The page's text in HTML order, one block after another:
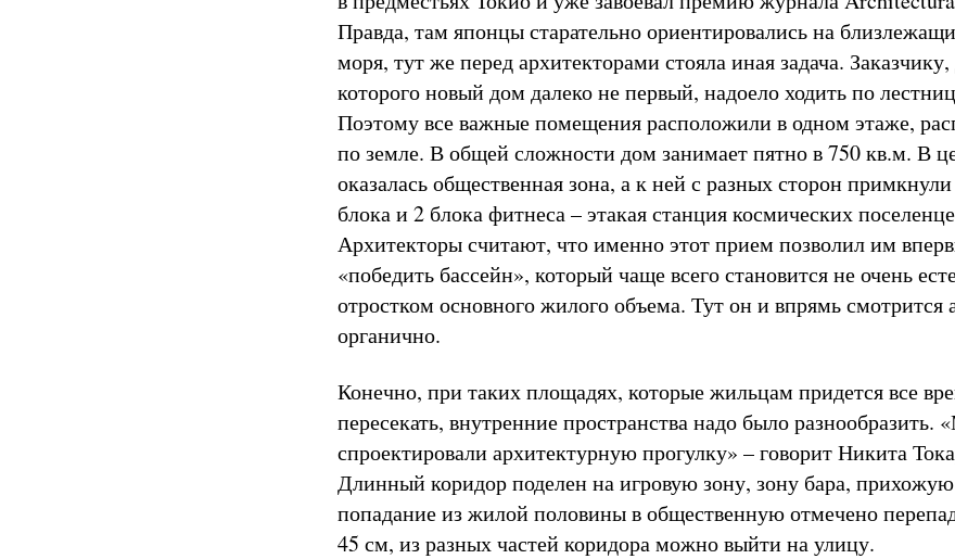
Правда, там японцы старательно ориентировались на
моря, тут же перед архитекторами стояла иная задача. Заказчику,
которого новый дом далеко не первый, надоело ходить по
Поэтому все важные помещения расположили в одном этаже,
по земле. В общей сложности дом занимает пятно в 750 кв.м. В
оказалась общественная зона, а к ней с разных сторон
блока и 2 блока фитнеса – этакая станция космических
Архитекторы считают, что именно этот прием позволил им
«победить бассейн», который чаще всего становится не очень
отростком основного жилого объема. Тут он и впрямь смотрится
органично.
Конечно, при таких площадях, которые жильцам придется все
пересекать, внутренние пространства надо было разнообразить.
спроектировали архитектурную прогулку» – говорит Никита
Длинный коридор поделен на игровую зону, зону бара,
попадание из жилой половины в общественную отмечено
45 см, из разных частей коридора можно выйти на улицу.